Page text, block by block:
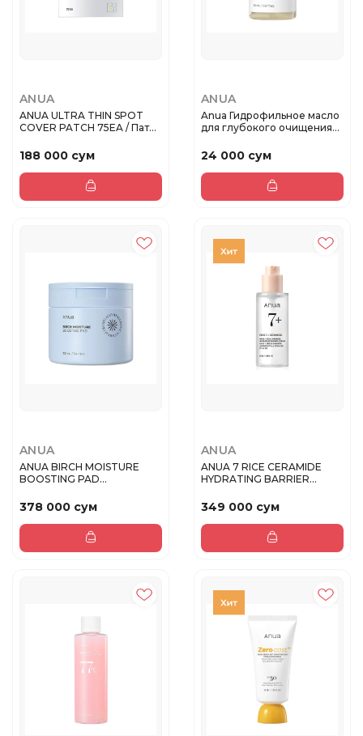
ANUA
ANUA ULTRA THIN SPOT
COVER PATCH 75EA / Патчи
188 000 сум
ANUA
Anua Гидрофильное масло
для глубокого очищения
24 000 сум
ANUA
ANUA BIRCH MOISTURE
BOOSTING PAD
378 000 сум
ANUA
ANUA 7 RICE CERAMIDE
HYDRATING BARRIER
349 000 сум